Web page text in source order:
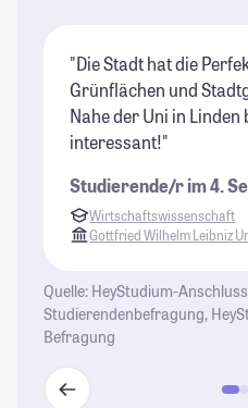
"Die Stadt hat die
Grünflächen und
Nahe der Uni in
interessant!"
Studierende/r im 4.
Wirtschaftswissenschaft
Gottfried Wilhelm Leibniz
Quelle: HeyStudium-
Studierendenbefragung,
Befragung